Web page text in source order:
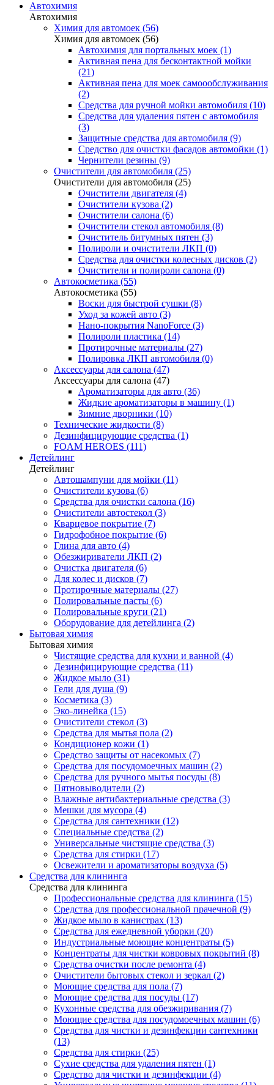
Автохимия
Автохимия
Химия для автомоек (56)
Химия для автомоек (56)
Автохимия для портальных моек (1)
Активная пена для бесконтактной мойки
(21)
Активная пена для моек самоообслуживания
(2)
Средства для ручной мойки автомобиля (10)
Средства для удаления пятен с автомобиля
(3)
Защитные средства для автомобиля (9)
Средство для очистки фасадов автомойки (1)
Чернители резины (9)
Очистители для автомобиля (25)
Очистители для автомобиля (25)
Очистители двигателя (4)
Очистители кузова (2)
Очистители салона (6)
Очистители стекол автомобиля (8)
Очиститель битумных пятен (3)
Полироли и очистители ЛКП (0)
Средства для очистки колесных дисков (2)
Очистители и полироли салона (0)
Автокосметика (55)
Автокосметика (55)
Воски для быстрой сушки (8)
Уход за кожей авто (3)
Нано-покрытия NanoForce (3)
Полироли пластика (14)
Протирочные материалы (27)
Полировка ЛКП автомобиля (0)
Аксессуары для салона (47)
Аксессуары для салона (47)
Ароматизаторы для авто (36)
Жидкие ароматизаторы в машину (1)
Зимние дворники (10)
Технические жидкости (8)
Дезинфицирующие средства (1)
FOAM HEROES (111)
Детейлинг
Детейлинг
Автошампуни для мойки (11)
Очистители кузова (6)
Средства для очистки салона (16)
Очистители автостекол (3)
Кварцевое покрытие (7)
Гидрофобное покрытие (6)
Глина для авто (4)
Обезжириватели ЛКП (2)
Очистка двигателя (6)
Для колес и дисков (7)
Протирочные материалы (27)
Полировальные пасты (6)
Полировальные круги (21)
Оборудование для детейлинга (2)
Бытовая химия
Бытовая химия
Чистящие средства для кухни и ванной (4)
Дезинфицирующие средства (11)
Жидкое мыло (31)
Гели для душа (9)
Косметика (3)
Эко-линейка (15)
Очистители стекол (3)
Средства для мытья пола (2)
Кондиционер кожи (1)
Средство защиты от насекомых (7)
Средства для посудомоечных машин (2)
Средства для ручного мытья посуды (8)
Пятновыводители (2)
Влажные антибактериальные средства (3)
Мешки для мусора (4)
Средства для сантехники (12)
Специальные средства (2)
Универсальные чистящие средства (3)
Средства для стирки (17)
Освежители и ароматизаторы воздуха (5)
Средства для клининга
Средства для клининга
Профессиональные средства для клининга (15)
Средства для профессиональной прачечной (9)
Жидкое мыло в канистрах (13)
Средства для ежедневной уборки (20)
Индустриальные моющие концентраты (5)
Концентраты для чистки ковровых покрытий (8)
Средства очистки после ремонта (4)
Очистители бытовых стекол и зеркал (2)
Моющие средства для пола (7)
Моющие средства для посуды (17)
Кухонные средства для обезжиривания (7)
Моющие средства для посудомоечных машин (6)
Средства для чистки и дезинфекции сантехники
(13)
Средства для стирки (25)
Сухие средства для удаления пятен (1)
Средство для чистки и дезинфекции (4)